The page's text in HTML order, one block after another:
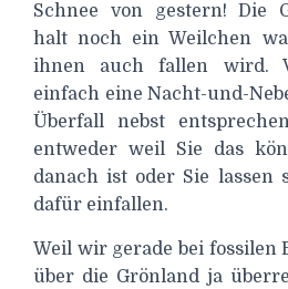
Schnee von gestern! Die
halt noch ein Weilchen
ihnen auch fallen wird.
einfach eine Nacht-und-
Überfall nebst
entweder weil Sie das
danach ist oder Sie lassen
dafür einfallen.
Weil wir gerade bei fossilen
über die Grönland ja